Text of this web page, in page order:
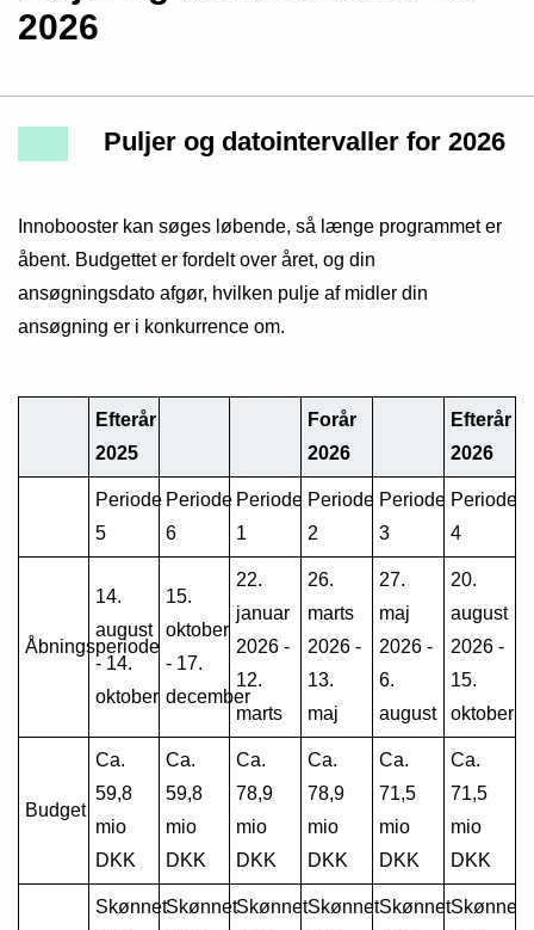
2026
Puljer og datointervaller for 2026
Innobooster kan søges løbende, så længe programmet er
åbent. Budgettet er fordelt over året, og din
ansøgningsdato afgør, hvilken pulje af midler din
ansøgning er i konkurrence om.
Efterår
2025
Forår
2026
Efterår
2026
Periode
5
Periode
6
Periode
1
Periode
2
Periode
3
Periode
4
Åbningsperiode
14.
august
- 14.
oktober
15.
oktober
- 17.
december
22.
januar
2026 -
12.
marts
26.
marts
2026 -
13.
maj
27.
maj
2026 -
6.
august
20.
august
2026 -
15.
oktober
Budget
Ca.
59,8
mio
DKK
Ca.
59,8
mio
DKK
Ca.
78,9
mio
DKK
Ca.
78,9
mio
DKK
Ca.
71,5
mio
DKK
Ca.
71,5
mio
DKK
SkønnetSkønnetSkønnetSkønnetSkønnetSkønnet